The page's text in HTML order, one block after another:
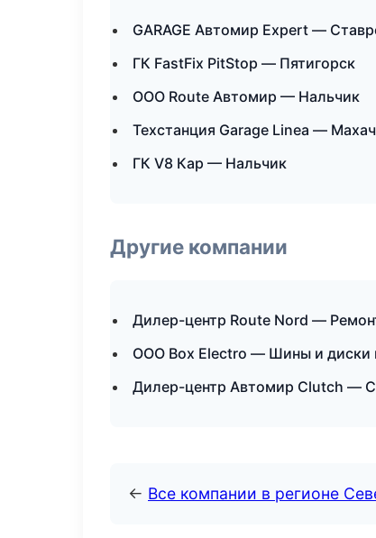
GARAGE Автомир Expert —
ГК FastFix PitStop — Пятигорск
ООО Route Автомир — Нальчик
Техстанция Garage Linea —
ГК V8 Кар — Нальчик
Другие компании
Дилер-центр Route Nord —
ООО Box Electro — Шины и диски
Дилер-центр Автомир Clutch —
← Все компании в регионе